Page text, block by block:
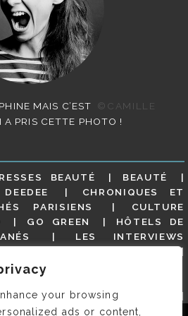
your browsing
ads or content,
MAIS C’EST
©CAMILLE
A PRIS CETTE PHOTO !
BEAUTÉ
BEAUTÉ
CHRONIQUES ET
PARISIENS
CULTURE
GO GREEN
HÔTELS DE
LES INTERVIEWS
NON CLASSÉ
RESTAURANTS
SIOU PLAIT